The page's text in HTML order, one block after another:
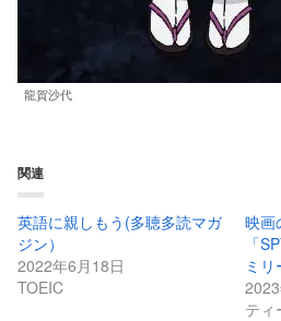
龍賀沙代
関連
英語に親しもう(多聴多読マガ
ジン）
2022年6月18日
TOEIC
映画
「
ミリ
ティ